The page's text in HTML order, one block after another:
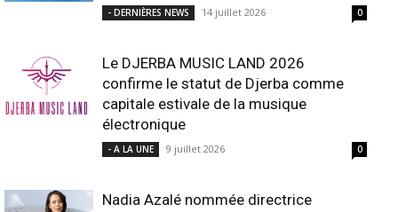
- DERNIÈRES NEWS 14 juillet 2026 0
Le DJERBA MUSIC LAND 2026
confirme le statut de Djerba comme
capitale estivale de la musique
électronique
- A LA UNE 9 juillet 2026 0
Nadia Azalé nommée directrice